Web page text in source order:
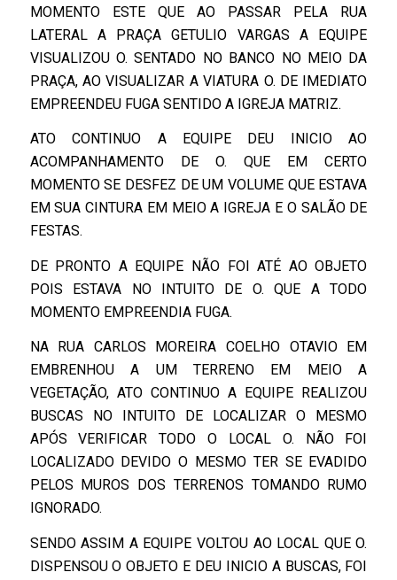
MOMENTO ESTE QUE AO PASSAR PELA RUA
LATERAL A PRAÇA GETULIO VARGAS A EQUIPE
VISUALIZOU O. SENTADO NO BANCO NO MEIO DA
PRAÇA, AO VISUALIZAR A VIATURA O. DE IMEDIATO
EMPREENDEU FUGA SENTIDO A IGREJA MATRIZ.
ATO CONTINUO A EQUIPE DEU INICIO AO
ACOMPANHAMENTO DE O. QUE EM CERTO
MOMENTO SE DESFEZ DE UM VOLUME QUE ESTAVA
EM SUA CINTURA EM MEIO A IGREJA E O SALÃO DE
FESTAS.
DE PRONTO A EQUIPE NÃO FOI ATÉ AO OBJETO
POIS ESTAVA NO INTUITO DE O. QUE A TODO
MOMENTO EMPREENDIA FUGA.
NA RUA CARLOS MOREIRA COELHO OTAVIO EM
EMBRENHOU A UM TERRENO EM MEIO A
VEGETAÇÃO, ATO CONTINUO A EQUIPE REALIZOU
BUSCAS NO INTUITO DE LOCALIZAR O MESMO
APÓS VERIFICAR TODO O LOCAL O. NÃO FOI
LOCALIZADO DEVIDO O MESMO TER SE EVADIDO
PELOS MUROS DOS TERRENOS TOMANDO RUMO
IGNORADO.
SENDO ASSIM A EQUIPE VOLTOU AO LOCAL QUE O.
DISPENSOU O OBJETO E DEU INICIO A BUSCAS, FOI